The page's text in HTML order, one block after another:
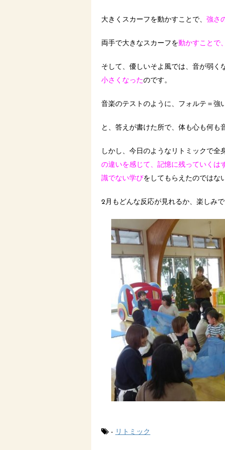
大きくスカーフを動かすことで、 強さ
両手で大きなスカーフを動かすことで
そして、優しいそよ風では、音が弱く
小さくなったのです。
音楽のテストのように、フォルテ
と、答えが書けた所で、体も心も何も
しかし、今日のようなリトミックで全
の違いを感じて、記憶に残っていくは
識でない学びをしてもらえたのではな
2月もどんな反応が見れるか、楽しみで
- リトミック